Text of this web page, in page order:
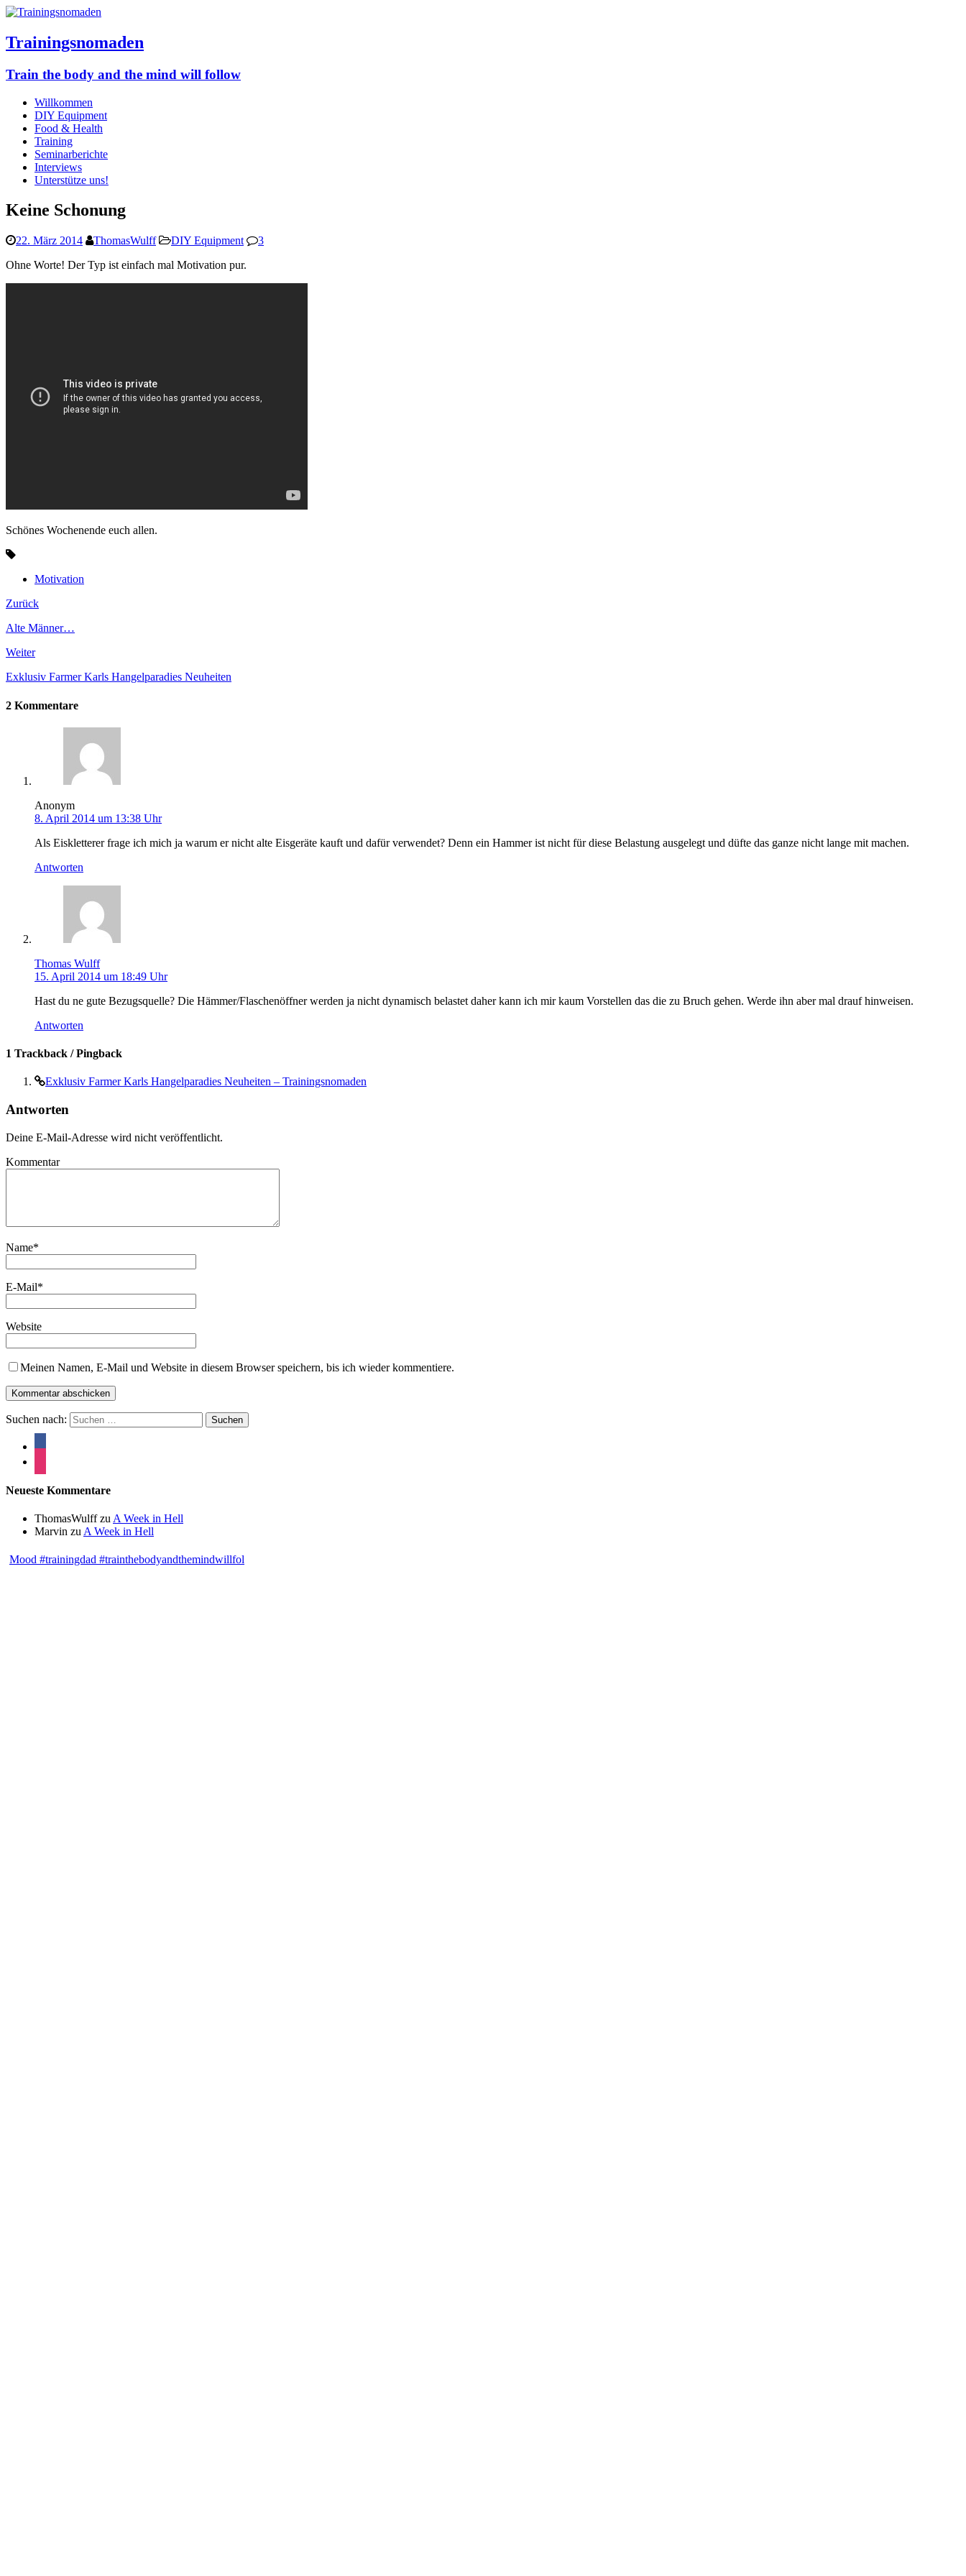
Trainingsnomaden
Train the body and the mind will follow
Willkommen
DIY Equipment
Food & Health
Training
Seminarberichte
Interviews
Unterstütze uns!
Keine Schonung
22. März 2014 ThomasWulff DIY Equipment
3
Ohne Worte! Der Typ ist einfach mal Motivation pur.
Schönes Wochenende euch allen.
Motivation
Zurück
Alte Männer…
Weiter
Exklusiv Farmer Karls Hangelparadies Neuheiten
2 Kommentare
Anonym
8. April 2014 um 13:38 Uhr
Als Eiskletterer frage ich mich ja warum er nicht alte Eisgeräte kauft und dafür verwendet? Denn ein Hammer ist nicht für diese Belastung ausgelegt und düfte das ganze nicht lange mit machen.
Antworten
Thomas Wulff
15. April 2014 um 18:49 Uhr
Hast du ne gute Bezugsquelle? Die Hämmer/Flaschenöffner werden ja nicht dynamisch belastet daher kann ich mir kaum Vorstellen das die zu Bruch gehen. Werde ihn aber mal drauf hinweisen.
Antworten
1 Trackback / Pingback
Exklusiv Farmer Karls Hangelparadies Neuheiten – Trainingsnomaden
Antworten
Deine E-Mail-Adresse wird nicht veröffentlicht.
Kommentar
Name*
E-Mail*
Website
Meinen Namen, E-Mail und Website in diesem Browser speichern, bis ich wieder kommentiere.
Suchen nach:
Neueste Kommentare
ThomasWulffzu A Week in Hell
Marvin zu A Week in Hell
Mood #trainingdad #trainthebodyandthemindwillfol